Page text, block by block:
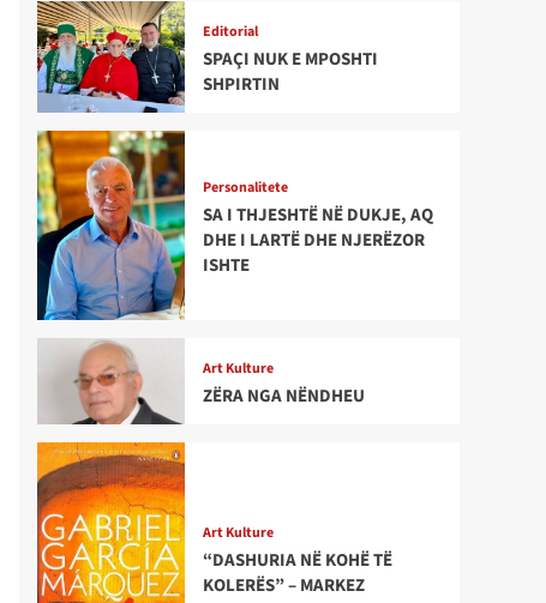
Editorial
SPAÇI NUK E MPOSHTI
SHPIRTIN
Personalitete
SA I THJESHTË NË DUKJE, AQ
DHE I LARTË DHE NJERËZOR
ISHTE
Art Kulture
ZËRA NGA NËNDHEU
Art Kulture
“DASHURIA NË KOHË TË
KOLERËS” – MARKEZ